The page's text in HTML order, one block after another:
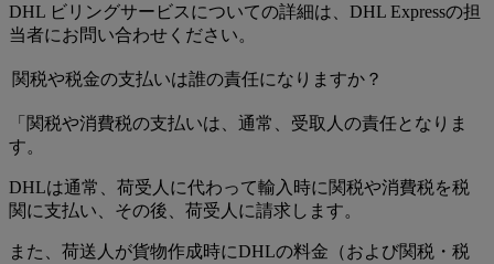
DHL ビリングサービスについての詳細は、DHL Expressの担
当者にお問い合わせください。
関税や税金の支払いは誰の責任になりますか？
「関税や消費税の支払いは、通常、受取人の責任となりま
す。
DHLは通常、荷受人に代わって輸入時に関税や消費税を税
関に支払い、その後、荷受人に請求します。
また、荷送人が貨物作成時にDHLの料金（および関税・税